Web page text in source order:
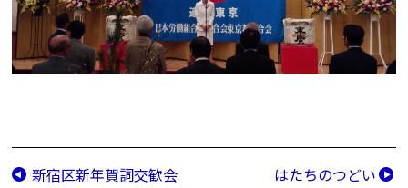
新宿区新年賀詞交歓会 はたちのつどい